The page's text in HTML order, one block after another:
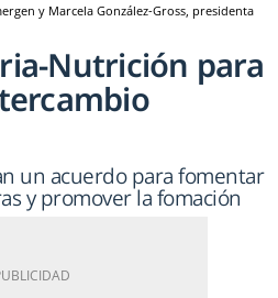
y Marcela González-Gross, presidenta
Nutrición para
un acuerdo para fomentar
y promover la fomación